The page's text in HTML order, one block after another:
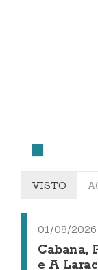
VISTO
01/08/2026
Cabana,
e A